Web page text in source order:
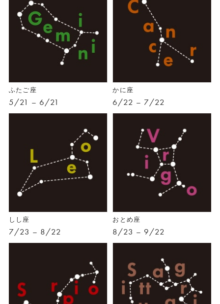
ふたご座
5/21 – 6/21
かに座
6/22 – 7/22
しし座
7/23 – 8/22
おとめ座
8/23 – 9/22